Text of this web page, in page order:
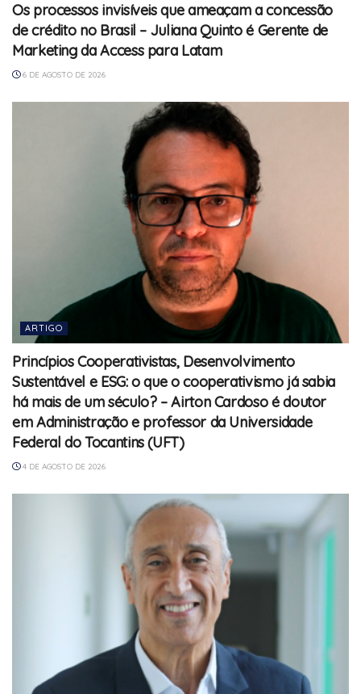
Os processos invisíveis que ameaçam a concessão
de crédito no Brasil – Juliana Quinto é Gerente de
Marketing da Access para Latam
6 DE AGOSTO DE 2026
ARTIGO
Princípios Cooperativistas, Desenvolvimento
Sustentável e ESG: o que o cooperativismo já sabia
há mais de um século? – Airton Cardoso é doutor
em Administração e professor da Universidade
Federal do Tocantins (UFT)
4 DE AGOSTO DE 2026